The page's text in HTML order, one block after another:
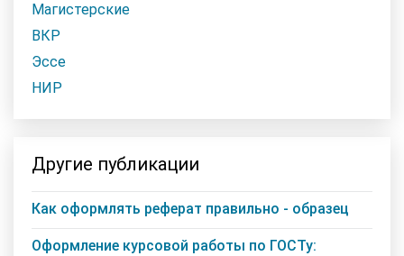
Магистерские
ВКР
Эссе
НИР
Другие публикации
Как оформлять реферат правильно - образец
Оформление курсовой работы по ГОСТу: